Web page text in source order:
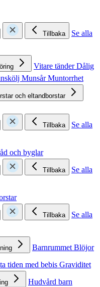
Tillbaka
Se alla
Vitare tänderDålig
MunsårMuntorrhet
och eltandborstar
Tillbaka
Se alla
och byglar
Tillbaka
Se alla
Tillbaka
Se alla
BarnrummetBlöjor
tiden med bebis Graviditet
Hudvård barn